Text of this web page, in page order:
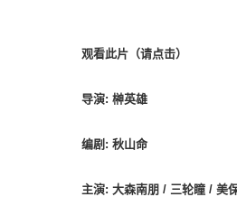
观看此片（请点击）
导演: 榊英雄
编剧: 秋山命
主演: 大森南朋 / 三轮瞳 / 美